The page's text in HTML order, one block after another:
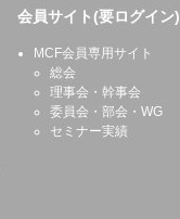
会員サイト(要ログイン)
MCF会員専用サイト
総会
理事会・幹事会
委員会・部会・WG
セミナー実績